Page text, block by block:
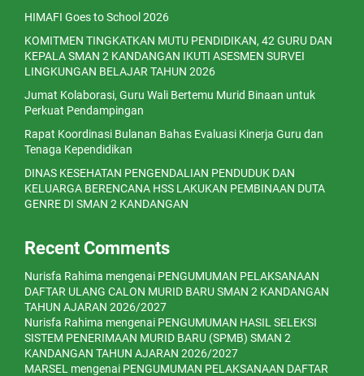
HIMAFI Goes to School 2026
KOMITMEN TINGKATKAN MUTU PENDIDIKAN, 42 GURU DAN
KEPALA SMAN 2 KANDANGAN IKUTI ASESMEN SURVEI
LINGKUNGAN BELAJAR TAHUN 2026
Jumat Kolaborasi, Guru Wali Bertemu Murid Binaan untuk
Perkuat Pendampingan
Rapat Koordinasi Bulanan Bahas Evaluasi Kinerja Guru dan
Tenaga Kependidikan
DINAS KESEHATAN PENGENDALIAN PENDUDUK DAN
KELUARGA BERENCANA HSS LAKUKAN PEMBINAAN DUTA
GENRE DI SMAN 2 KANDANGAN
Recent Comments
Nurisfa Rahima mengenai PENGUMUMAN PELAKSANAAN
DAFTAR ULANG CALON MURID BARU SMAN 2 KANDANGAN
TAHUN AJARAN 2026/2027
Nurisfa Rahima mengenai PENGUMUMAN HASIL SELEKSI
SISTEM PENERIMAAN MURID BARU (SPMB) SMAN 2
KANDANGAN TAHUN AJARAN 2026/2027
MARSEL mengenai PENGUMUMAN PELAKSANAAN DAFTAR